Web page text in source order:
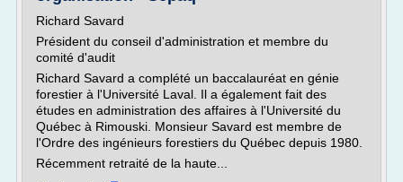
Richard Savard
Président du conseil d'administration et membre du
comité d'audit
Richard Savard a complété un baccalauréat en génie
forestier à l'Université Laval. Il a également fait des
études en administration des affaires à l'Université du
Québec à Rimouski. Monsieur Savard est membre de
l'Ordre des ingénieurs forestiers du Québec depuis 1980.
Récemment retraité de la haute...